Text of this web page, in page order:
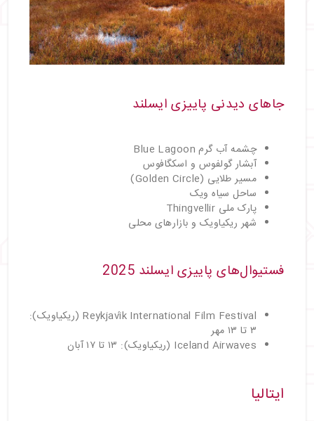
جاهای دیدنی پاییزی ایسلند
چشمه آب گرم Blue Lagoon
آبشار گولفوس و اسکگافوس
مسیر طلایی (Golden Circle)
ساحل سیاه ویک
پارک ملی Thingvellir
شهر ریکیاویک و بازارهای محلی
فستیوال‌های پاییزی ایسلند 2025
Reykjavík International Film Festival (ریکیاویک):
۳ تا ۱۳ مهر
Iceland Airwaves (ریکیاویک): ۱۳ تا ۱۷ آبان
ایتالیا